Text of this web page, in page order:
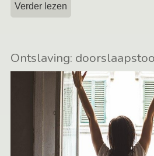
Verder lezen
Ontslaving: